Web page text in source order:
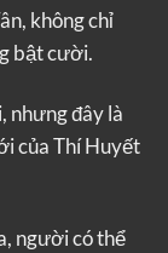
không chỉ
bật cười.
nhưng đây là
của Thí Huyết
người có thể